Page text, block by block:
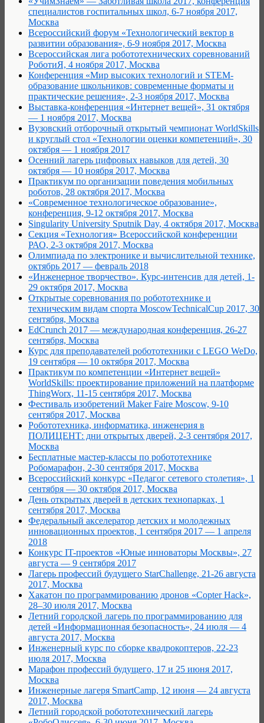
специалистов госпитальных школ, 6-7 ноября 2017,
Москва
Всероссийский форум «Технологический вектор в
развитии образования», 6-9 ноября 2017, Москва
Всероссийская лига робототехнических соревнований
РоботиЯ, 4 ноября 2017, Москва
Конференция «Мир высоких технологий и STEM-
образование школьников: современные форматы и
практические решения», 2-3 ноября 2017, Москва
Выставка-конференция «Интернет вещей», 31 октября
— 1 ноября 2017, Москва
Вузовский отборочный открытый чемпионат WorldSkills
и круглый стол «Технологии оценки компетенций», 30
октября — 1 ноября 2017
Осенний лагерь цифровых навыков для детей, 30
октября — 10 ноября 2017, Москва
Практикум по организации поведения мобильных
роботов, 28 октября 2017, Москва
«Современное технологическое образование»,
конференция, 9-12 октября 2017, Москва
Singularity University Sputnik Day, 4 октября 2017, Москва
Cекция «Технология» Всероссийской конференции
РАО, 2-3 октября 2017, Москва
Олимпиада по электронике и вычислительной технике,
октябрь 2017 — февраль 2018
«Инженерное творчество». Курс-интенсив для детей, 1-
29 октября 2017, Москва
Открытые соревнования по робототехнике и
техническим видам спорта MoscowTechnicalCup 2017, 30
сентября, Москва
EdCrunch 2017 — международная конференция, 26-27
сентября, Москва
Курс для преподавателей робототехники с LEGO WeDo,
19 сентября — 10 октября 2017, Москва
Практикум по компетенции «Интернет вещей»
WorldSkills: проектирование приложений на платформе
ThingWorx, 11-15 сентября 2017, Москва
Фестиваль изобретений Maker Faire Moscow, 9-10
сентября 2017, Москва
Робототехника, информатика, инженерия в
ПОЛИЦЕНТ: дни открытых дверей, 2-3 сентября 2017,
Москва
Бесплатные мастер-классы по робототехнике
Робомарафон, 2-30 сентября 2017, Москва
Всероссийский конкурс «Педагог сетевого столетия», 1
сентября — 30 октября 2017, Москва
День открытых дверей в детских технопарках, 1
сентября 2017, Москва
Федеральный акселератор детских и молодежных
инновационных проектов, 1 сентября 2017 — 1 апреля
2018
Конкурс IT-проектов «Юные инноваторы Москвы», 27
августа — 9 сентября 2017
Лагерь профессий будущего StarChallenge, 21-26 августа
2017, Москва
Хакатон по программированию дронов «Copter Hack»,
28–30 июля 2017, Москва
Летний городской лагерь по программированию для
детей «Информационная безопасность», 24 июля — 4
августа 2017, Москва
Инженерный курс по сборке квадрокоптеров, 22-23
июля 2017, Москва
Марафон профессий будущего, 17 и 25 июня 2017,
Москва
Инженерные лагеря SmartCamp, 12 июня — 24 августа
2017, Москва
Летний городской робототехнический лагерь